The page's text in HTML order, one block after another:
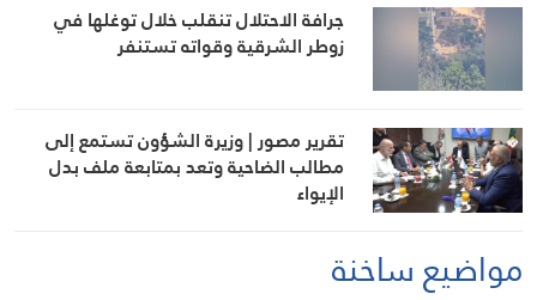
جرافة الاحتلال تنقلب خلال توغلها في
زوطر الشرقية وقواته تستنفر
تقرير مصور | وزيرة الشؤون تستمع إلى
مطالب الضاحية وتعد بمتابعة ملف بدل
الإيواء
مواضيع ساخنة